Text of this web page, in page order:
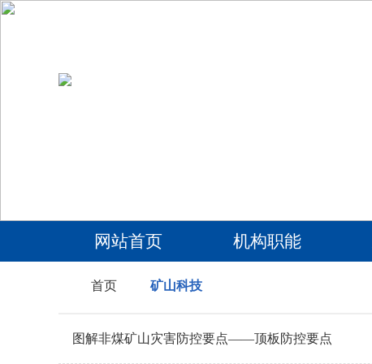
网站首页 机构职能
首页 矿山科技
图解非煤矿山灾害防控要点——顶板防控要点